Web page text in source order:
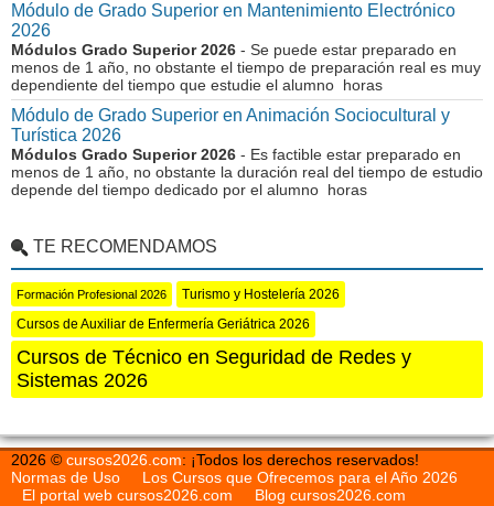
Módulo de Grado Superior en Mantenimiento Electrónico
2026
Módulos Grado Superior 2026 - Se puede estar preparado en
menos de 1 año, no obstante el tiempo de preparación real es muy
dependiente del tiempo que estudie el alumno horas
Módulo de Grado Superior en Animación Sociocultural y
Turística 2026
Módulos Grado Superior 2026 - Es factible estar preparado en
menos de 1 año, no obstante la duración real del tiempo de estudio
depende del tiempo dedicado por el alumno horas
TE RECOMENDAMOS
Formación Profesional 2026
Turismo y Hostelería 2026
Cursos de Auxiliar de Enfermería Geriátrica 2026
Cursos de Técnico en Seguridad de Redes y
Sistemas 2026
2026 © cursos2026.com: ¡Todos los derechos reservados!
Normas de Uso
Los Cursos que Ofrecemos para el Año 2026
El portal web cursos2026.com
Blog cursos2026.com